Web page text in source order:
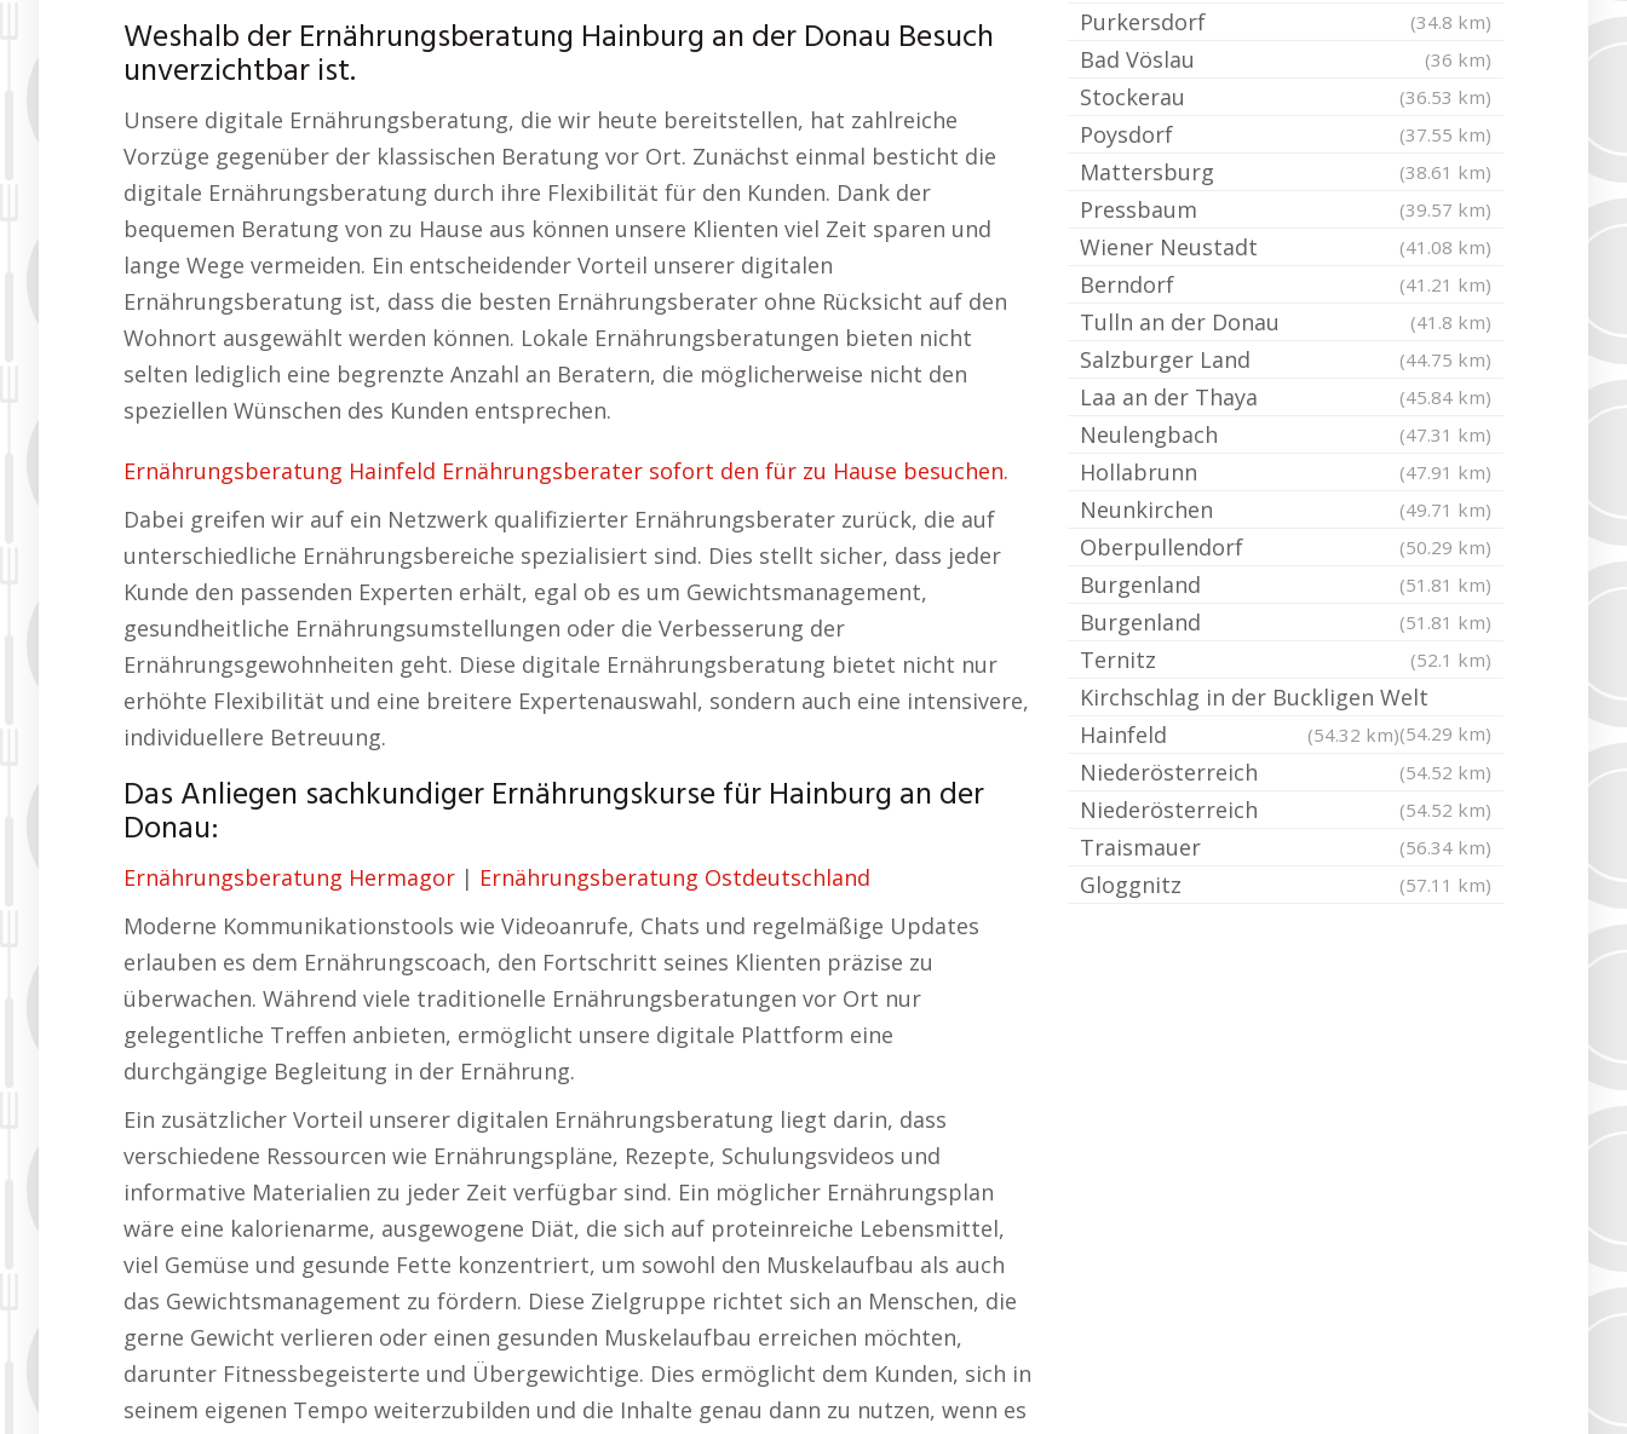
Weshalb der Ernährungsberatung Hainburg an der Donau Besuch
unverzichtbar ist.
Unsere digitale Ernährungsberatung, die wir heute bereitstellen, hat zahlreiche
Vorzüge gegenüber der klassischen Beratung vor Ort. Zunächst einmal besticht die
digitale Ernährungsberatung durch ihre Flexibilität für den Kunden. Dank der
bequemen Beratung von zu Hause aus können unsere Klienten viel Zeit sparen und
lange Wege vermeiden. Ein entscheidender Vorteil unserer digitalen
Ernährungsberatung ist, dass die besten Ernährungsberater ohne Rücksicht auf den
Wohnort ausgewählt werden können. Lokale Ernährungsberatungen bieten nicht
selten lediglich eine begrenzte Anzahl an Beratern, die möglicherweise nicht den
speziellen Wünschen des Kunden entsprechen.
Ernährungsberatung Hainfeld Ernährungsberater sofort den für zu Hause besuchen.
Dabei greifen wir auf ein Netzwerk qualifizierter Ernährungsberater zurück, die auf
unterschiedliche Ernährungsbereiche spezialisiert sind. Dies stellt sicher, dass jeder
Kunde den passenden Experten erhält, egal ob es um Gewichtsmanagement,
gesundheitliche Ernährungsumstellungen oder die Verbesserung der
Ernährungsgewohnheiten geht. Diese digitale Ernährungsberatung bietet nicht nur
erhöhte Flexibilität und eine breitere Expertenauswahl, sondern auch eine intensivere,
individuellere Betreuung.
Das Anliegen sachkundiger Ernährungskurse für Hainburg an der
Donau:
Ernährungsberatung Hermagor | Ernährungsberatung Ostdeutschland
Moderne Kommunikationstools wie Videoanrufe, Chats und regelmäßige Updates
erlauben es dem Ernährungscoach, den Fortschritt seines Klienten präzise zu
überwachen. Während viele traditionelle Ernährungsberatungen vor Ort nur
gelegentliche Treffen anbieten, ermöglicht unsere digitale Plattform eine
durchgängige Begleitung in der Ernährung.
Ein zusätzlicher Vorteil unserer digitalen Ernährungsberatung liegt darin, dass
verschiedene Ressourcen wie Ernährungspläne, Rezepte, Schulungsvideos und
informative Materialien zu jeder Zeit verfügbar sind. Ein möglicher Ernährungsplan
wäre eine kalorienarme, ausgewogene Diät, die sich auf proteinreiche Lebensmittel,
viel Gemüse und gesunde Fette konzentriert, um sowohl den Muskelaufbau als auch
das Gewichtsmanagement zu fördern. Diese Zielgruppe richtet sich an Menschen, die
gerne Gewicht verlieren oder einen gesunden Muskelaufbau erreichen möchten,
darunter Fitnessbegeisterte und Übergewichtige. Dies ermöglicht dem Kunden, sich in
seinem eigenen Tempo weiterzubilden und die Inhalte genau dann zu nutzen, wenn es
Purkersdorf (34.8 km)
Bad Vöslau (36 km)
Stockerau (36.53 km)
Poysdorf (37.55 km)
Mattersburg (38.61 km)
Pressbaum (39.57 km)
Wiener Neustadt (41.08 km)
Berndorf (41.21 km)
Tulln an der Donau (41.8 km)
Salzburger Land (44.75 km)
Laa an der Thaya (45.84 km)
Neulengbach (47.31 km)
Hollabrunn (47.91 km)
Neunkirchen (49.71 km)
Oberpullendorf (50.29 km)
Burgenland (51.81 km)
Burgenland (51.81 km)
Ternitz (52.1 km)
Kirchschlag in der Buckligen Welt
(54.29 km)
Hainfeld (54.32 km)
Niederösterreich (54.52 km)
Niederösterreich (54.52 km)
Traismauer (56.34 km)
Gloggnitz (57.11 km)